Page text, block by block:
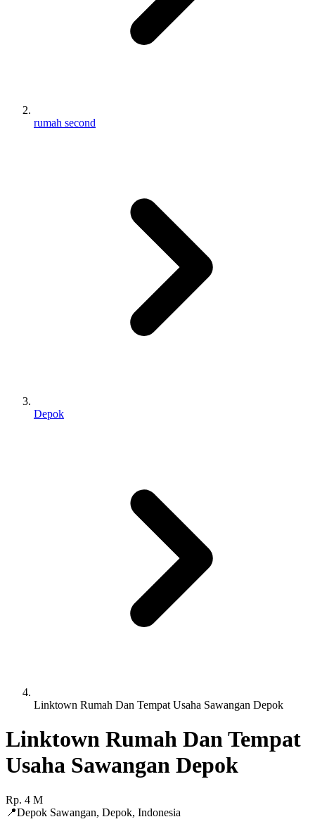
rumah second
Depok
Linktown Rumah Dan Tempat Usaha Sawangan Depok
Linktown Rumah Dan Tempat
Usaha Sawangan Depok
Rp. 4 M
📍Depok Sawangan, Depok, Indonesia